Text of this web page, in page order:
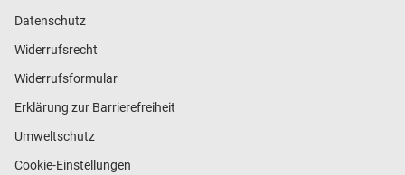
Datenschutz
Widerrufsrecht
Widerrufsformular
Erklärung zur Barrierefreiheit
Umweltschutz
Cookie-Einstellungen